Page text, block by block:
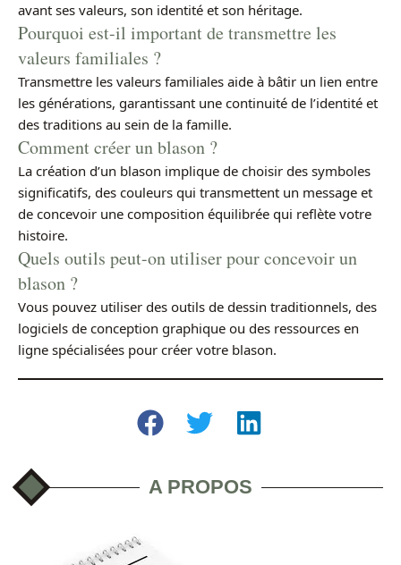
avant ses valeurs, son identité et son héritage.
Pourquoi est-il important de transmettre les
valeurs familiales ?
Transmettre les valeurs familiales aide à bâtir un lien entre
les générations, garantissant une continuité de l’identité et
des traditions au sein de la famille.
Comment créer un blason ?
La création d’un blason implique de choisir des symboles
significatifs, des couleurs qui transmettent un message et
de concevoir une composition équilibrée qui reflète votre
histoire.
Quels outils peut-on utiliser pour concevoir un
blason ?
Vous pouvez utiliser des outils de dessin traditionnels, des
logiciels de conception graphique ou des ressources en
ligne spécialisées pour créer votre blason.
A PROPOS